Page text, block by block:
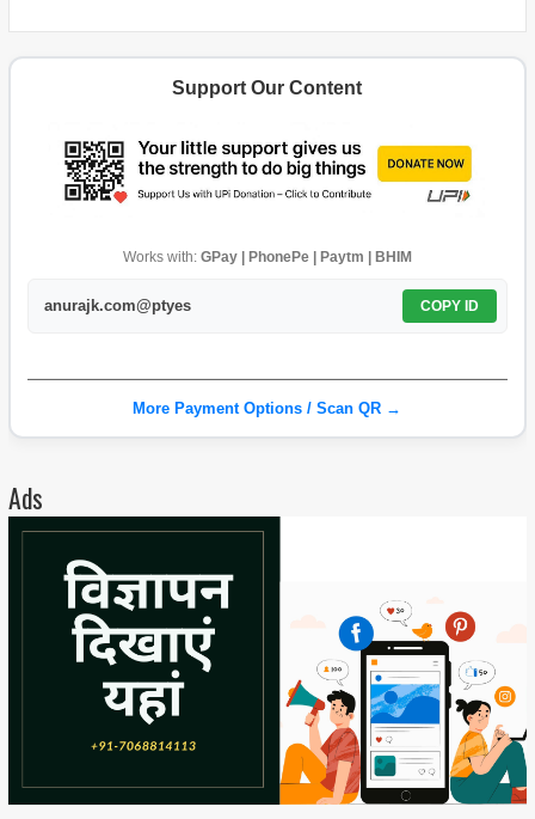
Support Our Content
Works with: GPay | PhonePe | Paytm | BHIM
anurajk.com@ptyes COPY ID
More Payment Options / Scan QR →
Ads